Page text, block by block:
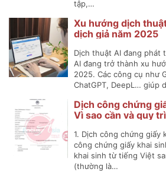
tập,…
Xu hướng dịch
dịch giả năm 2025
Dịch thuật AI đang phát
AI đang trở thành xu
2025. Các công cụ như
ChatGPT, DeepL… giúp
Dịch công chứng
Vì sao cần và quy
1. Dịch công chứng giấy
công chứng giấy khai
khai sinh từ tiếng Việt
(thường là…